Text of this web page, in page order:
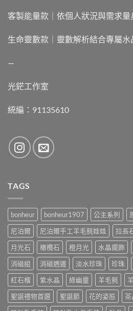
客製能量款｜依個人狀況與需求量
生命靈數款｜靈數解析結合專屬水
—
光鋩工作室
統編：91135610
TAGS
bonheur bonheur1907 公主系列
尼泊爾
尼泊爾手工羊毛氈娃娃 拉長
月光石
橄欖石 橙月光 水晶擺飾
消磁組
消磁週邊 淡水珍珠 珍珠
紅石榴
紫水晶 綠幽靈 羊毛氈
聖誕禮物首選
聖誕節 花的姿態 茶